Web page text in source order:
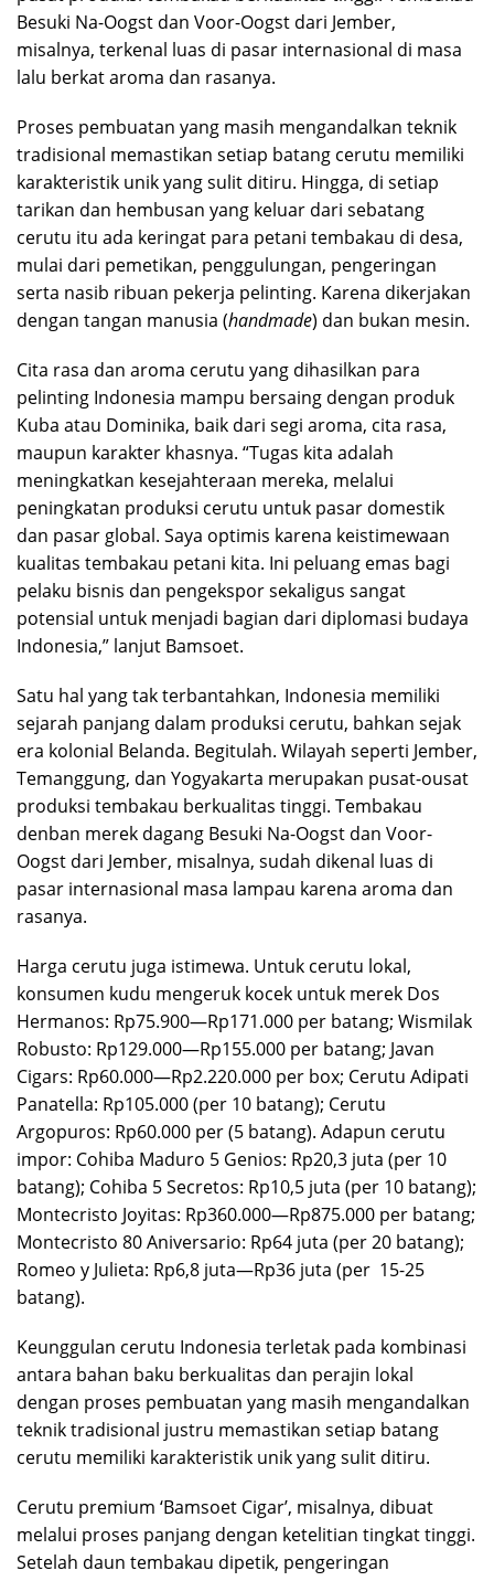
Besuki Na-Oogst dan Voor-Oogst dari Jember,
misalnya, terkenal luas di pasar internasional di masa
lalu berkat aroma dan rasanya.
Proses pembuatan yang masih mengandalkan teknik
tradisional memastikan setiap batang cerutu memiliki
karakteristik unik yang sulit ditiru. Hingga, di setiap
tarikan dan hembusan yang keluar dari sebatang
cerutu itu ada keringat para petani tembakau di desa,
mulai dari pemetikan, penggulungan, pengeringan
serta nasib ribuan pekerja pelinting. Karena dikerjakan
dengan tangan manusia (handmade) dan bukan mesin.
Cita rasa dan aroma cerutu yang dihasilkan para
pelinting Indonesia mampu bersaing dengan produk
Kuba atau Dominika, baik dari segi aroma, cita rasa,
maupun karakter khasnya. “Tugas kita adalah
meningkatkan kesejahteraan mereka, melalui
peningkatan produksi cerutu untuk pasar domestik
dan pasar global. Saya optimis karena keistimewaan
kualitas tembakau petani kita. Ini peluang emas bagi
pelaku bisnis dan pengekspor sekaligus sangat
potensial untuk menjadi bagian dari diplomasi budaya
Indonesia,” lanjut Bamsoet.
Satu hal yang tak terbantahkan, Indonesia memiliki
sejarah panjang dalam produksi cerutu, bahkan sejak
era kolonial Belanda. Begitulah. Wilayah seperti Jember,
Temanggung, dan Yogyakarta merupakan pusat-ousat
produksi tembakau berkualitas tinggi. Tembakau
denban merek dagang Besuki Na-Oogst dan Voor-
Oogst dari Jember, misalnya, sudah dikenal luas di
pasar internasional masa lampau karena aroma dan
rasanya.
Harga cerutu juga istimewa. Untuk cerutu lokal,
konsumen kudu mengeruk kocek untuk merek Dos
Hermanos: Rp75.900—Rp171.000 per batang; Wismilak
Robusto: Rp129.000—Rp155.000 per batang; Javan
Cigars: Rp60.000—Rp2.220.000 per box; Cerutu Adipati
Panatella: Rp105.000 (per 10 batang); Cerutu
Argopuros: Rp60.000 per (5 batang). Adapun cerutu
impor: Cohiba Maduro 5 Genios: Rp20,3 juta (per 10
batang); Cohiba 5 Secretos: Rp10,5 juta (per 10 batang);
Montecristo Joyitas: Rp360.000—Rp875.000 per batang;
Montecristo 80 Aniversario: Rp64 juta (per 20 batang);
Romeo y Julieta: Rp6,8 juta—Rp36 juta (per 15-25
batang).
Keunggulan cerutu Indonesia terletak pada kombinasi
antara bahan baku berkualitas dan perajin lokal
dengan proses pembuatan yang masih mengandalkan
teknik tradisional justru memastikan setiap batang
cerutu memiliki karakteristik unik yang sulit ditiru.
Cerutu premium ‘Bamsoet Cigar’, misalnya, dibuat
melalui proses panjang dengan ketelitian tingkat tinggi.
Setelah daun tembakau dipetik, pengeringan